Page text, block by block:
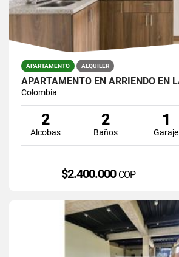
APARTAMENTO ALQUILER
Colombia
2
Alcobas
2
Baños
1
Garaje
$2.400.000 COP